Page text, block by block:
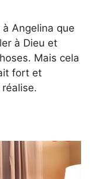
Angelina que
à Dieu et
Mais cela
fort et